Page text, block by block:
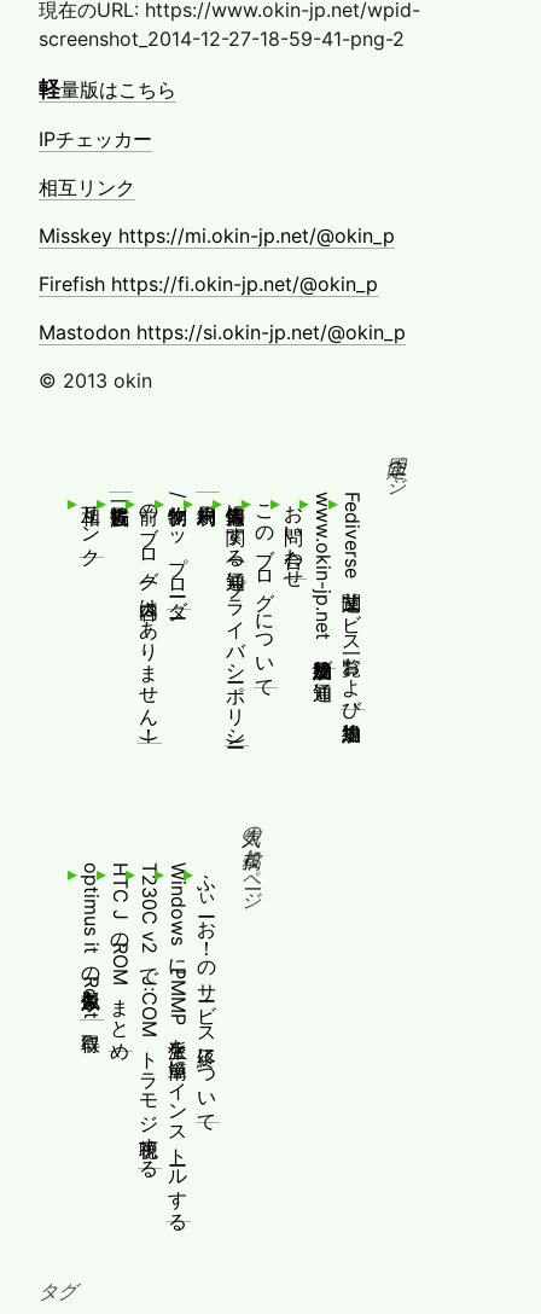
現在のURL: https://www.okin-jp.net/wpid-
screenshot_2014-12-27-18-59-41-png-2
軽量版はこちら
IPチェッカー
相互リンク
Misskey https://mi.okin-jp.net/@okin_p
Firefish https://fi.okin-jp.net/@okin_p
Mastodon https://si.okin-jp.net/@okin_p
© 2013 okin
固定ページ
Fediverse関連サービス一覧および追加規約
www.okin-jp.net 追加規約及び通知
お問い合わせ
このブログについて
個人情報等に関する通知(プライバシーポリシー)
制作物/アップローダー
前のブログ(内容はありません！)
相互リンク
人気の投稿とページ
ふぃーお！のサービス終了について
WindowsにPMMP派生を簡単にインストールする
T230C v2でJ:COMトラモジ視聴する
HTC JのROMまとめ
optimus itの擬似永久Root取得
タグ